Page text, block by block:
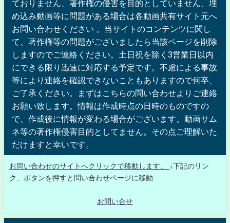
ておりません、著作権の侵害を目的としていません、埋
め込み動画等に問題がある場合は各動画共有サイト元へ
お問い合わせください 。当サイトのコンテンツに関し
て、著作権等の問題がございましたら当該ページを削除
しますのでご連絡ください。土日祝を除く3営業日以内
にできる限り迅速に対応する予定です。不慮による事故
等により連絡を確認できないこともありますので何卒、
ご了承ください。まずはこちらの問い合わせよりご連絡
お願い致します。情報は作成時点の日時のものですの
で、作成後に情報が変わる場合がございます。動画サム
ネ等の著作権侵害目的としてません。その点ご理解いた
だけますと幸いです。
お問い合わせのサイトへクリックで移動します。
↓下記のリン
ク、ボタンを押すと問い合わせページに移動
お問い合せ